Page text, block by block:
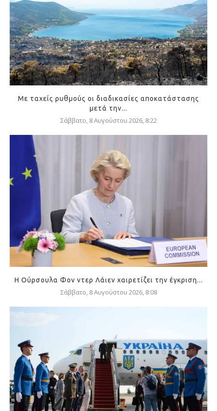
Με ταχείς ρυθμούς οι διαδικασίες αποκατάστασης
μετά την...
Σάββατο, 8 Αυγούστου 2026, 8:22
Η Ούρσουλα Φον ντερ Λάιεν χαιρετίζει την έγκριση...
Σάββατο, 8 Αυγούστου 2026, 8:08